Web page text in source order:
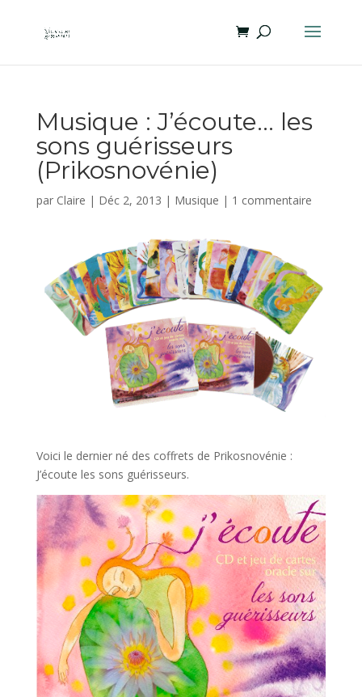
Musique : J’écoute… les
sons guérisseurs
(Prikosnovénie)
par Claire | Déc 2, 2013 | Musique | 1 commentaire
Voici le dernier né des coffrets de Prikosnovénie :
J’écoute les sons guérisseurs.